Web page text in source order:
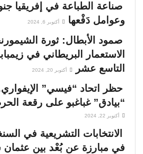
صناعة الطباعة في إفريقيا
وعوامل دَفْعها
أكتوبر 6, 2024
صمود الأبطال: ثورة
الاستعمار البريطاني في
التاسع عشر
أكتوبر 20, 2024
حظر اتحاد “فيسي”
“بيادق” غباغبو على رقعة
أكتوبر 22, 2024
الانتخابات التشريعية في
في مبارزة عن بُعْد بين